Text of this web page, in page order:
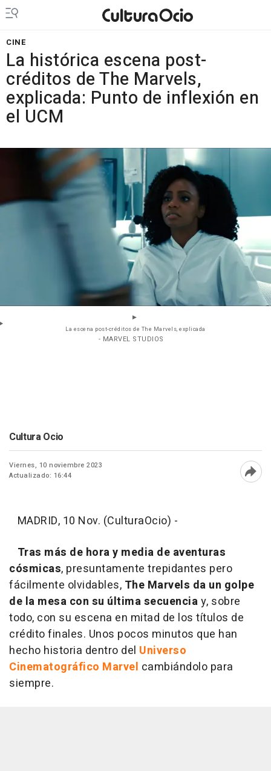
CINE
La histórica escena post-
créditos de The Marvels,
explicada: Punto de inflexión en
el UCM
La escena post-créditos de The Marvels, explicada
- MARVEL STUDIOS
Cultura Ocio
Viernes, 10 noviembre 2023
Actualizado: 16:44
MADRID, 10 Nov. (CulturaOcio) -
Tras más de hora y media de aventuras
cósmicas, presuntamente trepidantes pero
fácilmente olvidables, The Marvels da un golpe
de la mesa con su última secuenciay, sobre
todo, con su escena en mitad de los títulos de
crédito finales. Unos pocos minutos que han
hecho historia dentro del Universo
Cinematográfico Marvel cambiándolo para
siempre.